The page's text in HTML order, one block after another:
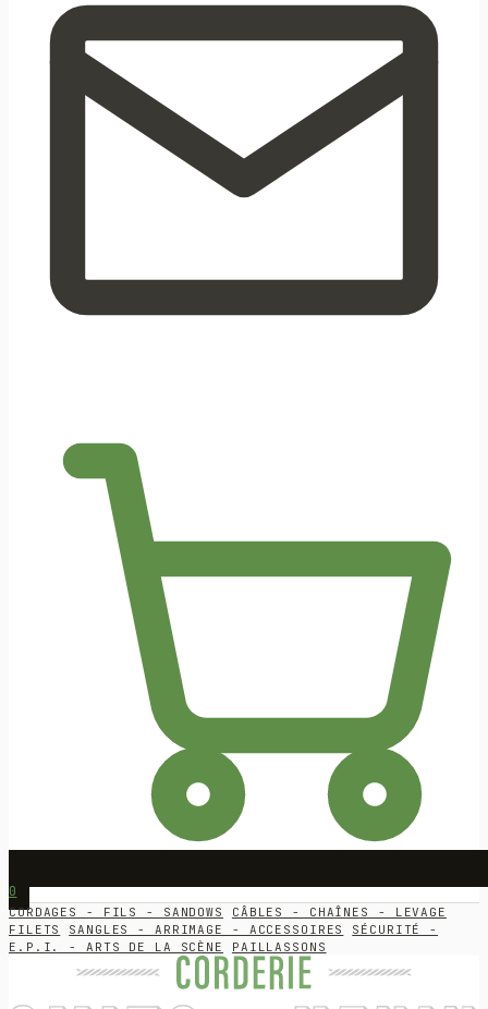
0
CORDAGES - FILS - SANDOWS
CÂBLES - CHAÎNES - LEVAGE
FILETS
SANGLES - ARRIMAGE - ACCESSOIRES
SÉCURITÉ -
E.P.I. - ARTS DE LA SCÈNE
PAILLASSONS